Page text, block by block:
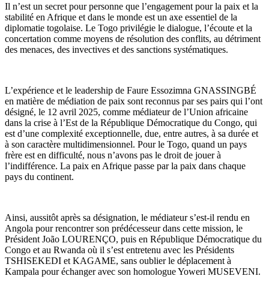
Il n’est un secret pour personne que l’engagement pour la paix et la
stabilité en Afrique et dans le monde est un axe essentiel de la
diplomatie togolaise. Le Togo privilégie le dialogue, l’écoute et la
concertation comme moyens de résolution des conflits, au détriment
des menaces, des invectives et des sanctions systématiques.
L’expérience et le leadership de Faure Essozimna GNASSINGBÉ
en matière de médiation de paix sont reconnus par ses pairs qui l’ont
désigné, le 12 avril 2025, comme médiateur de l’Union africaine
dans la crise à l’Est de la République Démocratique du Congo, qui
est d’une complexité exceptionnelle, due, entre autres, à sa durée et
à son caractère multidimensionnel. Pour le Togo, quand un pays
frère est en difficulté, nous n’avons pas le droit de jouer à
l’indifférence. La paix en Afrique passe par la paix dans chaque
pays du continent.
Ainsi, aussitôt après sa désignation, le médiateur s’est-il rendu en
Angola pour rencontrer son prédécesseur dans cette mission, le
Président João LOURENÇO, puis en République Démocratique du
Congo et au Rwanda où il s’est entretenu avec les Présidents
TSHISEKEDI et KAGAME, sans oublier le déplacement à
Kampala pour échanger avec son homologue Yoweri MUSEVENI.